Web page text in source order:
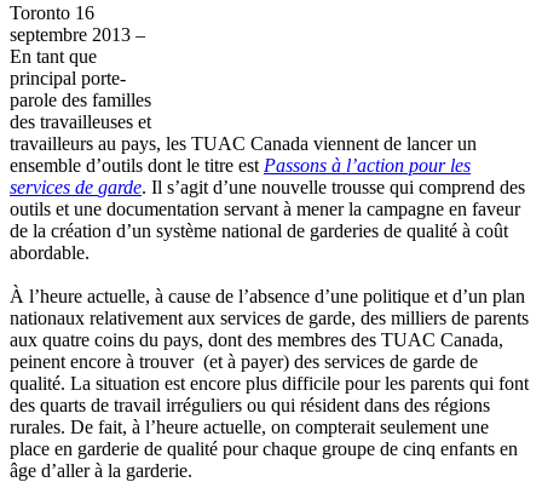
Toronto 16
septembre 2013 –
En tant que
principal porte-
parole des familles
des travailleuses et
travailleurs au pays, les TUAC Canada viennent de lancer un
ensemble d’outils dont le titre est Passons à l’action pour les
services de garde. Il s’agit d’une nouvelle trousse qui comprend des
outils et une documentation servant à menerla campagne en faveur
de la création d’un système national de garderies de qualité à coût
abordable.
À l’heure actuelle, à cause de l’absence d’une politique et d’un plan
nationaux relativement aux services de garde, des milliers de parents
aux quatre coins du pays, dont des membres des TUAC Canada,
peinent encore à trouver(et à payer) des services de garde de
qualité. La situation est encore plus difficile pour les parents qui font
des quarts de travail irréguliers ou qui résident dans des régions
rurales. De fait, à l’heure actuelle, on compterait seulement une
place en garderie de qualité pourchaque groupe de cinq enfants en
âge d’aller à la garderie.